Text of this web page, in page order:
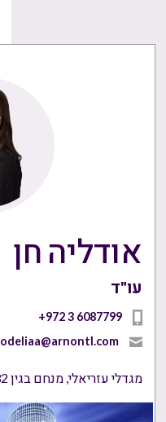
אודליה חן
עו"ד
+972 3 6087799
odeliaa@arnontl.com
מגדלי עזריאלי, מנחם בגין 132, תל אביב